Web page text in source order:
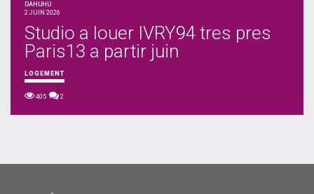
DAHUHU
2 JUIN 2026
Studio a louer IVRY94 tres pres
Paris13 a partir juin
LOGEMENT
405 2